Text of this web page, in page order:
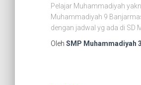
Pelajar Muhammadiyah
Muhammadiyah 9
dengan jadwal yg ada di SD
Oleh SMP Muhammadiyah